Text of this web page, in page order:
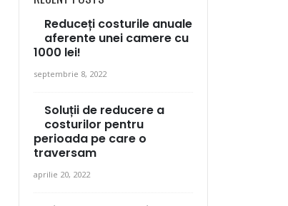
Reduceți costurile anuale
aferente unei camere cu
1000 lei!
septembrie 8, 2022
Soluții de reducere a
costurilor pentru
perioada pe care o
traversam
aprilie 20, 2022